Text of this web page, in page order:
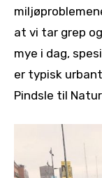
at vi tar grep
mye i dag,
er typisk
Pindsle til